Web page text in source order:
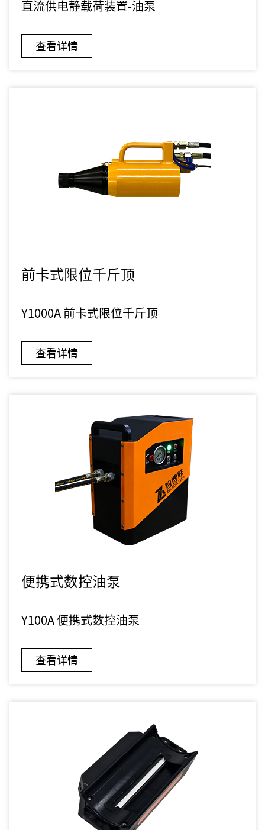
直流供电静载荷装置-油泵
查看详情
前卡式限位千斤顶
Y1000A 前卡式限位千斤顶
查看详情
便携式数控油泵
Y100A 便携式数控油泵
查看详情